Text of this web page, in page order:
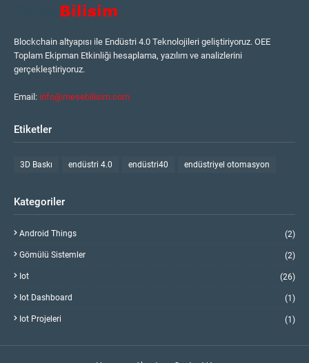
Blockchain altyapısı ile Endüstri 4.0 Teknolojileri geliştiriyoruz. OEE
Toplam Ekipman Etkinliği hesaplama, yazılım ve analizlerini
gerçekleştiriyoruz.
Email: info@mesebilisim.com
Etiketler
3D Baskı endüstri 4.0 endüstri40 endüstriyel otomasyon
Kategoriler
Android Things (2)
Gömülü Sistemler (2)
Iot (26)
Iot Dashboard (1)
Iot Projeleri (1)